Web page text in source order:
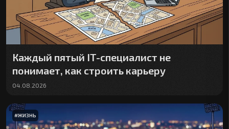
Каждый пятый IT-специалист не
понимает, как строить карьеру
04.08.2026
#ЖИЗНЬ